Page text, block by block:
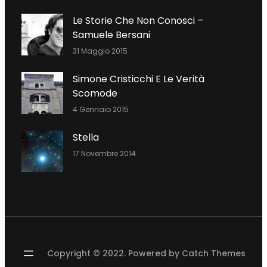
O
O
K
E
R
N
Le Storie Che Non Conosci –
Samuele Bersani
31 Maggio 2015
Simone Cristicchi E Le Verità
Scomode
4 Gennaio 2015
Stella
17 Novembre 2014
Copyright © 2022. Powered by Catch Themes